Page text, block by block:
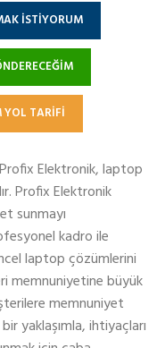
İSTİYORUM
YOL TARİFİ
Elektronik, laptop
Profix Elektronik
sunmayı
kadro ile
laptop çözümlerini
memnuniyetine büyük
memnuniyet
yaklaşımla, ihtiyaçları